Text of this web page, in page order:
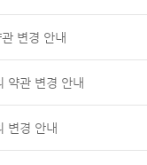
변경 안내
의 약관 변경 안내
변경 안내